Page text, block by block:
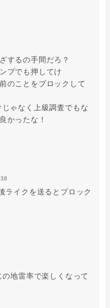
するの手間だろ？
プでも押してけ
のことをブロックして
じゃなく上級調査でもな
かったな！
ライクを送るとブロック
地雷率で楽しくなって